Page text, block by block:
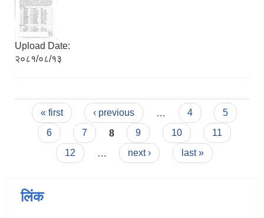
Upload Date:
२०८१/०८/१३
Pages
« first ‹ previous 4
5
6
7 8 9 10
11
12
next › last »
लिंक